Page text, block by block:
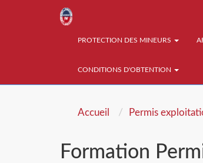
PROTECTION DES MINEURS
CONDITIONS D'OBTENTION
Accueil Permis
Formation